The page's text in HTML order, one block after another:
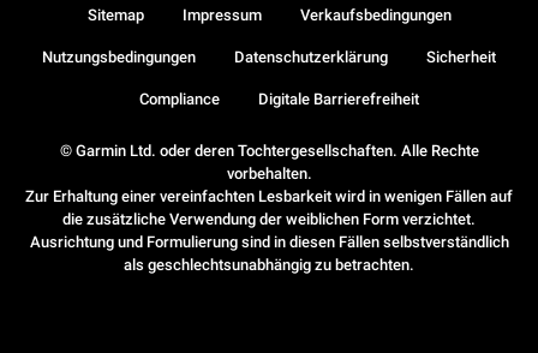
© Garmin Ltd. oder deren Tochtergesellschaften. Alle Rechte
vorbehalten.
Zur Erhaltung einer vereinfachten Lesbarkeit wird in wenigen Fällen auf
die zusätzliche Verwendung der weiblichen Form verzichtet.
Ausrichtung und Formulierung sind in diesen Fällen selbstverständlich
als geschlechtsunabhängig zu betrachten.
Sitemap Impressum Verkaufsbedingungen
Nutzungsbedingungen Datenschutzerklärung Sicherheit
Compliance Digitale Barrierefreiheit